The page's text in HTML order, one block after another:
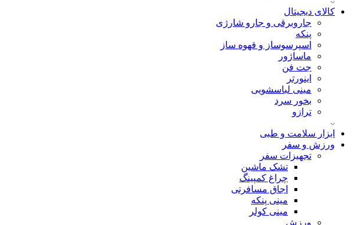
کالای دیجیتال
جاروبرقی و جارو شارژی
پنکه
اسپرسوساز و قهوه ساز
ماساژور
جت فن
اینورتر
مینی لباسشویی
بخور سرد
ترازو
ابزار سلامت و طبی
ورزش و سفر
تجهیزات سفر
تشک ماشین
چراغ کمپینگ
اجاق مسافرتی
مینی پنکه
مینی کولر
ورزش